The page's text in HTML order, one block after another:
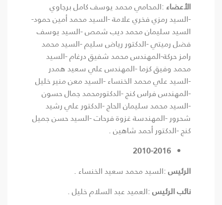
الأعضاء :المحامي محمد يوسف كامل برجاوي
-السيد رمزي فخري علامة -السيد محمد أمين حمود-
السيد سليمان محمد ديب شمص -السيد يوسف
فضل رميتي -الدكتور رياض سليم -السيد محمد
رامز حركة-المهندس محمد شفيق درغام -السيد
محمد وفيق كزما -المهندس علي سعيد همدر
-السيد علي محمد الخنساء -السيد معن منير خليل
-المهندس فراس كنج -الدكتورمحمد جمال حسون
-السيد محمد سليمان الحاج -الدكتور علي رشيد
شحرور -المهندسة غزوة فرحات -السيد حسن جميل
كنج -الدكتور أحمد شاهين .
2010-2016
الرئيس :السيد محمد سعيد الخنساء .
نائب الرئيس :العميد عبد السلام خليل .